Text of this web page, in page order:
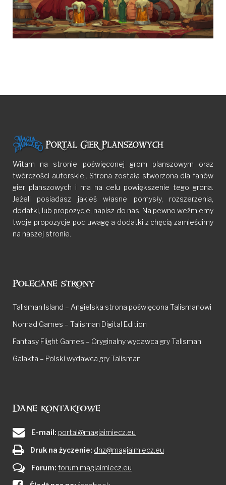
Witam na stronie poświęconej grom planszowym oraz
twórczości autorskiej. Strona została stworzona dla fanów
gier planszowych i ma na celu powiększenie tego grona.
Jeżeli posiadasz jakieś własne pomysły, rozszerzenia,
dodatki, lub propozycje, napisz do nas. Na pewno weźmiemy
twoje propozycje pod uwagę a dodatki z chęcią zamieścimy
na naszej stronie.
Polecane strony
Talisman Island – Angielska strona poświęcona Talismanowi
Nomad Games – Talisman Digital Edition
Fantasy Flight Games – Oryginalny wydawca gry Talisman
Galakta – Polski wydawca gry Talisman
Dane kontaktowe
E-mail: portal@magiaimiecz.eu
Druk na życzenie: dnz@magiaimiecz.eu
Forum: forum.magiaimiecz.eu